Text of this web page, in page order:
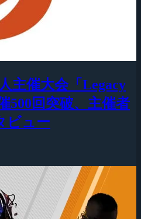
主催大会「Legacy
500回突破、主催者
ビュー